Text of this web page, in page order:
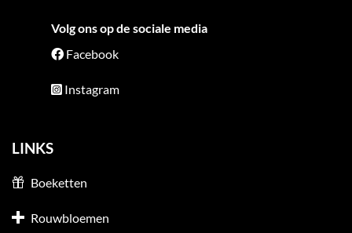
Volg ons op de sociale media
Facebook
Instagram
LINKS
Boeketten
Rouwbloemen